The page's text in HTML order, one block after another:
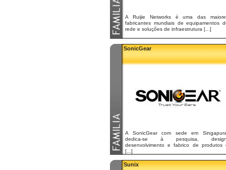
A Ruijie Networks é uma das
fabricantes mundiais de equipamentos
rede e soluções de infraestrutura [...]
SonicGear
A SonicGear com sede em
dedica-se à pesquisa,
desenvolvimento e fabrico de produtos
[...]
Sunix